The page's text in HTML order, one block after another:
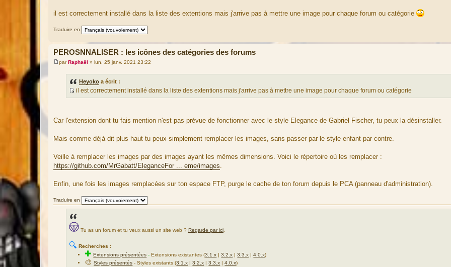
il est correctement installé dans la liste des extentions mais j'arrive pas à mettre une image pour chaque forum ou catégorie
Traduire en
PEROSNNALISER : les icônes des catégories des forums
M
parRaphaël » lun. 25 janv. 2021 23:22
Heyoko a écrit :
S
r
e
u
m
s
a
g
e
il est correctement installé dans la liste des extentions mais j'arrive pas à mettre une image pour chaque forum ou catégorie
Car l'extension dont tu fais mention n'est pas prévue de fonctionner avec le style Elegance de Gabriel Fischer, tu peux la désinstaller.
Mais comme déjà dit plus haut tu peux simplement remplacer les images, sans passer par le style enfant par contre.
Veille à remplacer les images par des images ayant les mêmes dimensions. Voici le répertoire où les remplacer :
https://github.com/MrGabatt/EleganceFor ... eme/images.
Enfin, une fois les images remplacées sur ton espace FTP, purge le cache de ton forum depuis le PCA (panneau d'administration).
Traduire en
Tu as un forum et tu veux aussi un site web ? Regarde par ici.
🔍 Recherches :
✚Extensions présentées - Extensions existantes (3.1.x |3.2.x |3.3.x |4.0.x)
🎨Styles présentés - Styles existants (3.1.x |3.2.x |3.3.x |4.0.x)